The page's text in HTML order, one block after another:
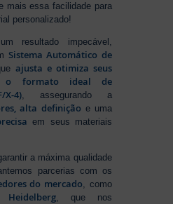
mais essa facilidade para
personalizado!
resultado impecável,
Sistema Automático de
ajusta e otimiza seus
o formato ideal de
4) , assegurando a
alta definição e uma
em seus materiais
a máxima qualidade
parcerias com os
do mercado , como
, que nos